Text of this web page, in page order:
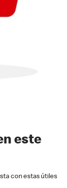
este
con estas útiles